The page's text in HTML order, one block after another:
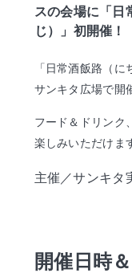
スの会場に「日
じ）」初開催！
「日常酒飯路（
サンキタ広場で開
フード＆ドリンク
楽しみいただけま
主催／サンキタ
開催日時